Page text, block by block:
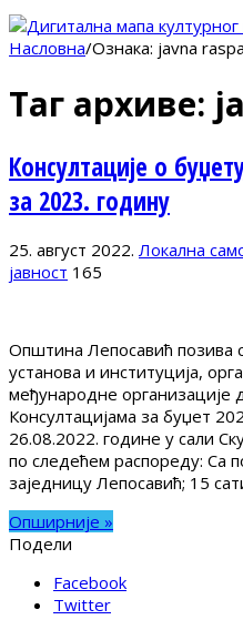
Насловна/Ознака: javna
Таг архиве:
Консултације о
за 2023. годину
25. август 2022. Локална
јавност 165
Општина Лепосавић позива
установа и институција,
међународне организације
Консултацијама за буџет
26.08.2022. године у сали
по следећем распореду: Са
заједницу Лепосавић; 15
Опширније »
Подели
Facebook
Twitter